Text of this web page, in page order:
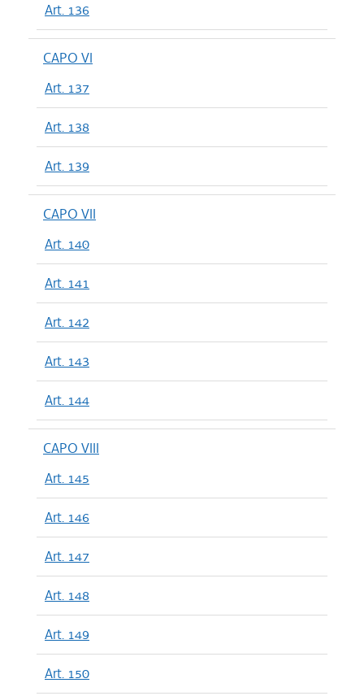
Art. 136
CAPO VI
Art. 137
Art. 138
Art. 139
CAPO VII
Art. 140
Art. 141
Art. 142
Art. 143
Art. 144
CAPO VIII
Art. 145
Art. 146
Art. 147
Art. 148
Art. 149
Art. 150